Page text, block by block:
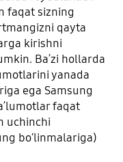
faqat sizning
qayta
kirishni
Baʼzi hollarda
yanada
ega Samsung
faqat
uchinchi
boʻlinmalariga)